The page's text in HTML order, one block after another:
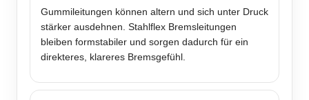
Gummileitungen können altern und sich unter Druck
stärker ausdehnen. Stahlflex Bremsleitungen
bleiben formstabiler und sorgen dadurch für ein
direkteres, klareres Bremsgefühl.